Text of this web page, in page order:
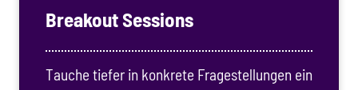
Breakout Sessions
Tauche tiefer in konkrete Fragestellungen ein